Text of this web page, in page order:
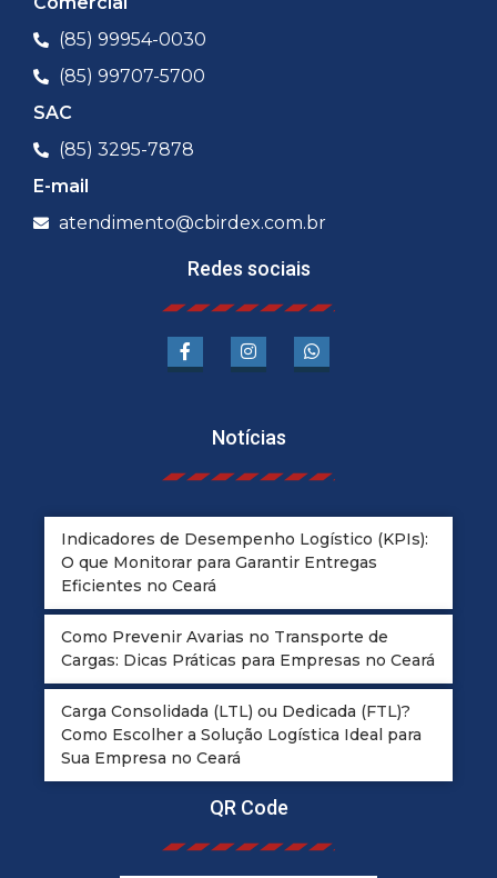
(85) 99954-0030
(85) 99707-5700
SAC
(85) 3295-7878
E-mail
atendimento@cbirdex.com.br
Redes sociais
Notícias
Indicadores de Desempenho Logístico (KPIs):
O que Monitorar para Garantir Entregas
Eficientes no Ceará
Como Prevenir Avarias no Transporte de
Cargas: Dicas Práticas para Empresas no Ceará
Carga Consolidada (LTL) ou Dedicada (FTL)?
Como Escolher a Solução Logística Ideal para
Sua Empresa no Ceará
QR Code